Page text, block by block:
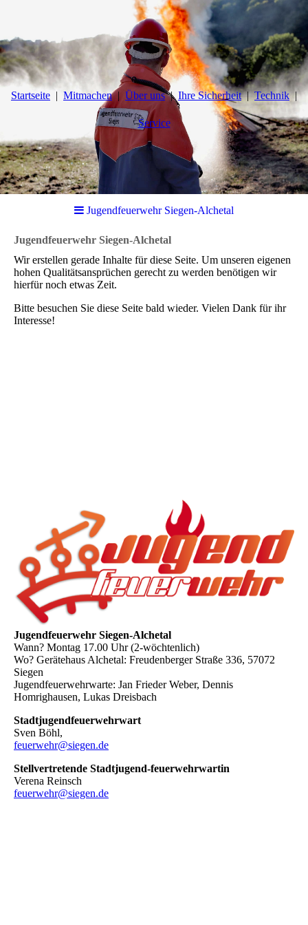
Startseite Mitmachen Über uns Ihre Sicherheit Technik
Service
Jugendfeuerwehr Siegen-Alchetal
Jugendfeuerwehr Siegen-Alchetal
Wir erstellen gerade Inhalte für diese Seite. Um unseren eigenen
hohen Qualitätsansprüchen gerecht zu werden benötigen wir
hierfür noch etwas Zeit.
Bitte besuchen Sie diese Seite bald wieder. Vielen Dank für ihr
Interesse!
Jugendfeuerwehr Siegen-Alchetal
Wann? Montag 17.00 Uhr (2-wöchtenlich)
Wo? Gerätehaus Alchetal: Freudenberger Straße 336, 57072
Siegen
Jugendfeuerwehrwarte: Jan Frieder Weber, Dennis
Homrighausen, Lukas Dreisbach
Stadtjugendfeuerwehrwart
Sven Böhl,
feuerwehr@siegen.de
Stellvertretende Stadtjugend-feuerwehrwartin
Verena Reinsch
feuerwehr@siegen.de